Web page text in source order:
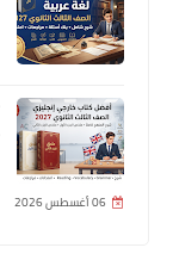
06 أغسطس 2026